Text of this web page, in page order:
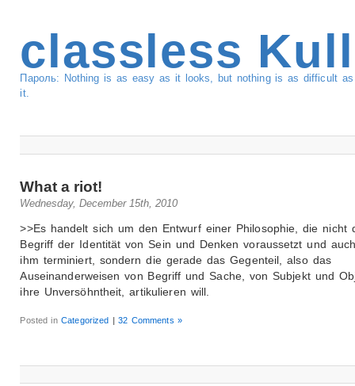
classless
Пароль: Nothing is as easy as it looks, but nothing is as difficult
it.
What a riot!
Wednesday, December 15th, 2010
>>Es handelt sich um den Entwurf einer Philosophie, die nicht
Begriff der Identität von Sein und Denken voraussetzt und
ihm terminiert, sondern die gerade das Gegenteil, also das
Auseinanderweisen von Begriff und Sache, von Subjekt und
ihre Unversöhntheit, artikulieren will.
Posted inCategorized | 32 Comments »